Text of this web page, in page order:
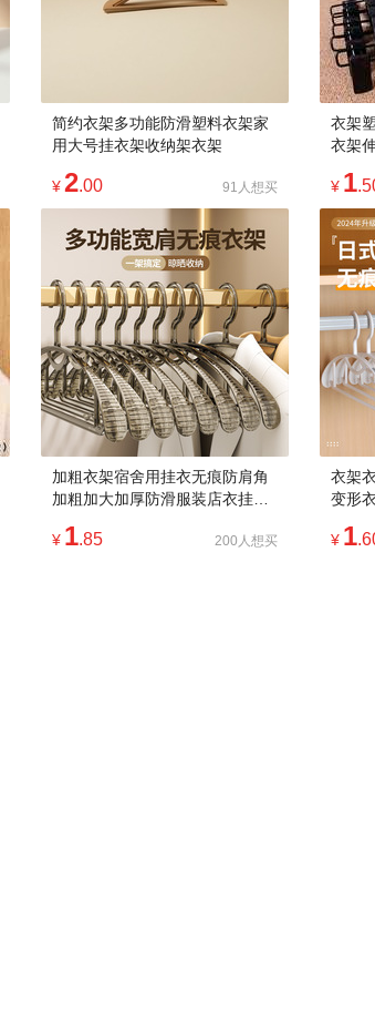
简约衣架多功能防滑塑料衣架家
用大号挂衣架收纳架衣架
¥2.00 91人想买
衣架
衣架
¥ 1
加粗衣架宿舍用挂衣无痕防肩角
加粗加大加厚防滑服装店衣挂晾
¥ 1.85 200人想买
衣架
变形
¥ 1